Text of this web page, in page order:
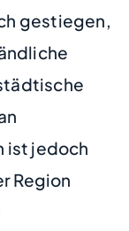
gestiegen,
ist jedoch
Region